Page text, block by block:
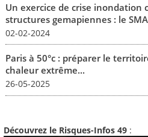
Un exercice de crise inondation
structures gemapiennes : le
02-02-2024
Paris à 50°c : préparer le
chaleur extrême...
26-05-2025
Découvrez le Risques-Infos 49 :